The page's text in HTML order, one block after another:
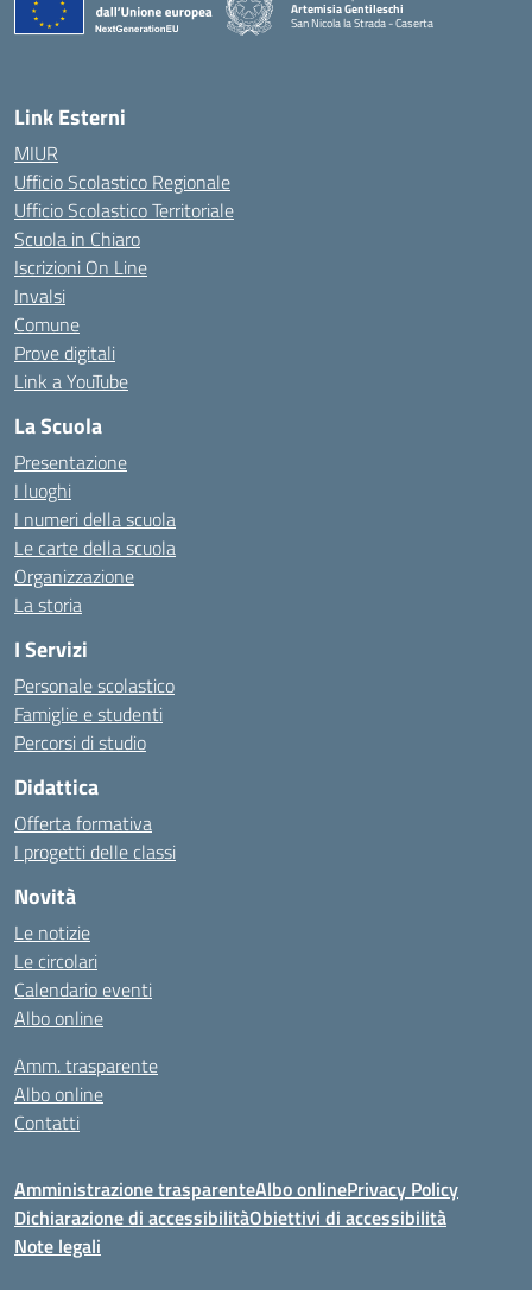
Artemisia Gentileschi
San Nicola la Strada - Caserta
Link Esterni
MIUR
Ufficio Scolastico Regionale
Ufficio Scolastico Territoriale
Scuola in Chiaro
Iscrizioni On Line
Invalsi
Comune
Prove digitali
Link a YouTube
La Scuola
Presentazione
I luoghi
I numeri della scuola
Le carte della scuola
Organizzazione
La storia
I Servizi
Personale scolastico
Famiglie e studenti
Percorsi di studio
Didattica
Offerta formativa
I progetti delle classi
Novità
Le notizie
Le circolari
Calendario eventi
Albo online
Amm. trasparente
Albo online
Contatti
Amministrazione trasparenteAlbo onlinePrivacy Policy
Dichiarazione di accessibilitàObiettivi di accessibilità
Note legali